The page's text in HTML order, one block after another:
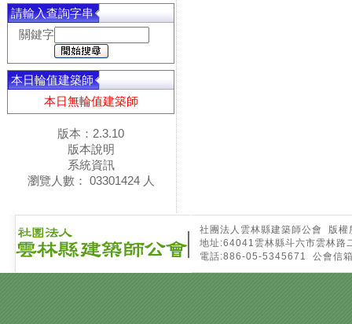
請輸入查詢字串
關鍵字
本日輪值建築師
本日無輪值建築師
版本：2.3.10
版本說明
系統資訊
瀏覽人數： 03301424 人
社團法人雲林縣建築師公會
地址:64041雲林縣斗六市雲林
電話:886-05-5345671 公會信